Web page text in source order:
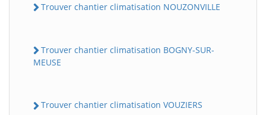
Trouver chantier climatisation NOUZONVILLE
Trouver chantier climatisation BOGNY-SUR-
MEUSE
Trouver chantier climatisation VOUZIERS